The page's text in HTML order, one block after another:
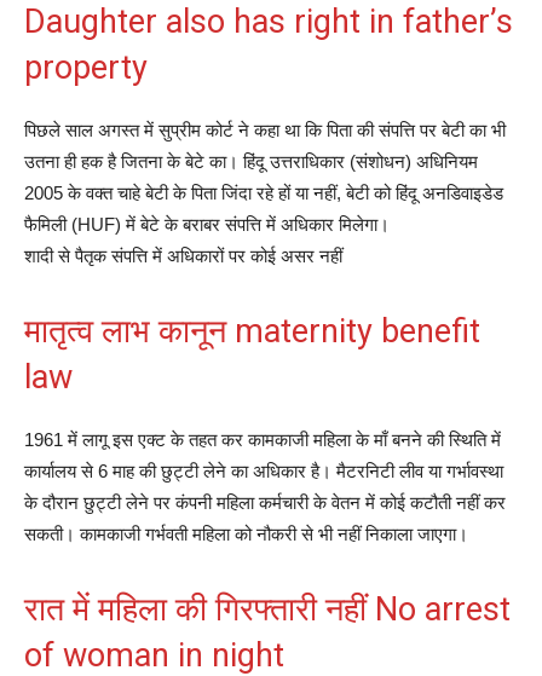
Daughter also has right in father’s
property
पिछले साल अगस्‍त में सुप्रीम कोर्ट ने कहा था कि पिता की संपत्ति पर बेटी का भी
उतना ही हक है जितना के बेटे का। हिंदू उत्तराधिकार (संशोधन) अधिनियम
2005 के वक्त चाहे बेटी के पिता जिंदा रहे हों या नहीं, बेटी को हिंदू अनडिवाइडेड
फैमिली (HUF) में बेटे के बराबर संपत्ति में अधिकार मिलेगा।
शादी से पैतृक संपत्ति में अधिकारों पर कोई असर नहीं
मातृत्व लाभ कानून maternity benefit
law
1961 में लागू इस एक्ट के तहत कर कामकाजी महिला के माँ बनने की स्थिति में
कार्यालय से 6 माह की छुट्टी लेने का अधिकार है। मैटरनिटी लीव या गर्भावस्था
के दौरान छुट्टी लेने पर कंपनी महिला कर्मचारी के वेतन में कोई कटौती नहीं कर
सकती। कामकाजी गर्भवती महिला को नौकरी से भी नहीं निकाला जाएगा।
रात में महिला की गिरफ्तारी नहीं No arrest
of woman in night